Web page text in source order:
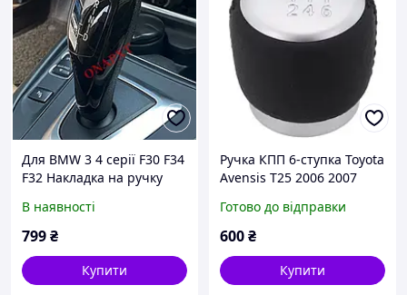
Для BMW 3 4 серії F30 F34
F32 Накладка на ручку
В наявності
799₴
Купити
Ручка КПП 6-ступка Toyota
Avensis T25 2006 2007
Чорна Шкіра + Срібляста
Тойота Авенсіс РАВ4
Готово до відправки
600₴
Купити